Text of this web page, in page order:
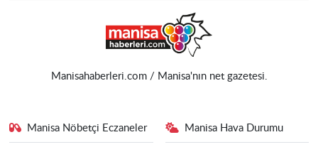
Manisahaberleri.com / Manisa'nın net gazetesi.
Manisa Nöbetçi Eczaneler Manisa Hava Durumu